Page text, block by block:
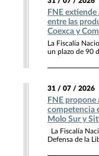
FNE
entre las
Coexca y
La Fiscalía
un plazo de 90
31 / 07 / 2026
FNE propone
competencia
Molo Sur y
La Fiscalía
Defensa de la